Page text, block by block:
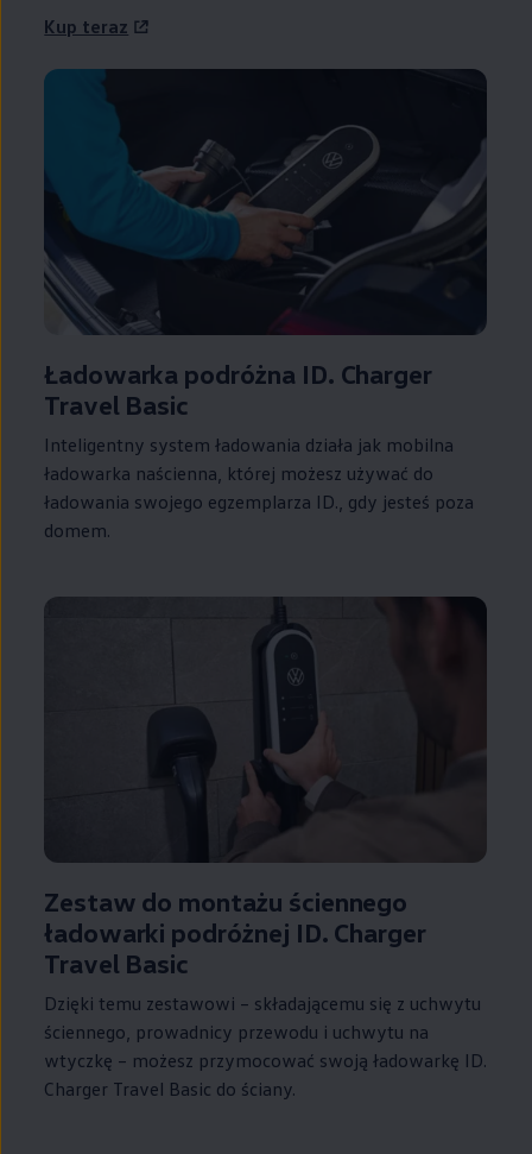
Kup teraz
Ładowarka podróżna ID. Charger
Travel Basic
Inteligentny system ładowania działa jak mobilna
ładowarka naścienna, której możesz używać do
ładowania swojego egzemplarza ID., gdy jesteś poza
domem.
Zestaw do montażu ściennego
ładowarki podróżnej ID. Charger
Travel Basic
Dzięki temu zestawowi – składającemu się z uchwytu
ściennego, prowadnicy przewodu i uchwytu na
wtyczkę – możesz przymocować swoją ładowarkę ID.
Charger Travel Basic do ściany.